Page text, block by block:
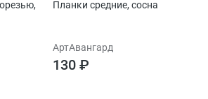
Планки средние, сосна
АртАвангард
130 ₽